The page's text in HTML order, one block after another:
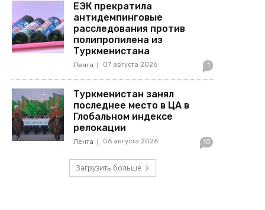
ЕЭК прекратила
антидемпинговые
расследования против
полипропилена из
Туркменистана
Лента 07 августа 2026 1
Туркменистан занял
последнее место в ЦА в
Глобальном индексе
релокации
Лента 06 августа 2026 10
Загрузить больше